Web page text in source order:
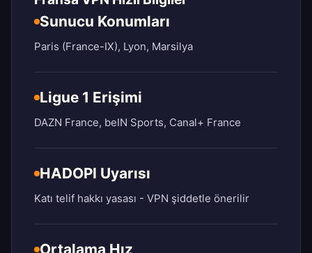
Sunucu Konumları
Paris (France-IX), Lyon, Marsilya
Ligue 1 Erişimi
DAZN France, beIN Sports, Canal+ France
HADOPI Uyarısı
Katı telif hakkı yasası - VPN şiddetle önerilir
Ortalama Hız